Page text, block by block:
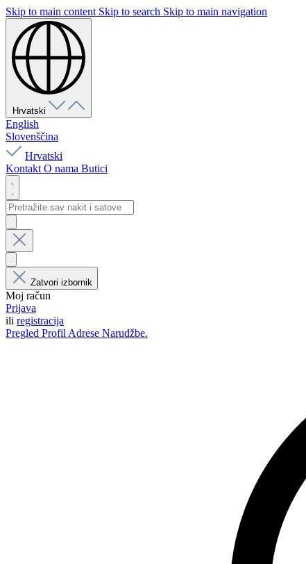
Skip to main content Skip to search Skip to main navigation
Hrvatski
English
Slovenščina
Hrvatski
Kontakt O nama Butici
Zatvori izbornik
Moj račun
Prijava
ili registracija
Pregled Profil Adrese Narudžbe.